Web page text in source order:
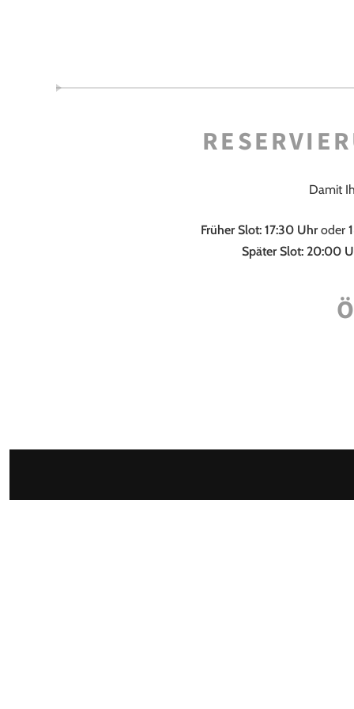
Damit
Früher Slot: 17:30 Uhroder
Später Slot: 20:00